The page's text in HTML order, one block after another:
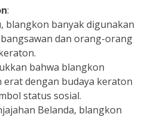
:
blangkon banyak digunakan
dan orang-orang
bahwa blangkon
erat dengan budaya keraton
status sosial.
Belanda, blangkon